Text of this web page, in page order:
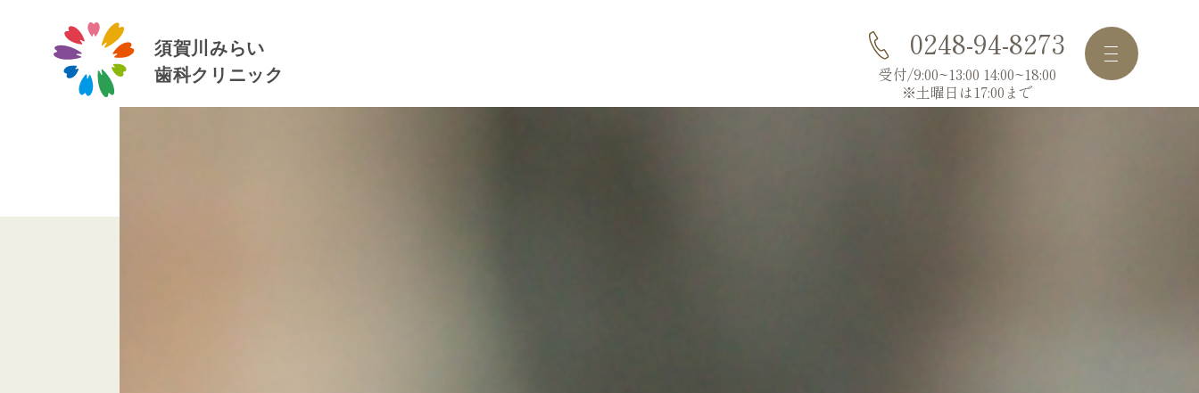
0248-94-8273
受付/9:00~13:00 14:00~18:00
※土曜日は17:00まで